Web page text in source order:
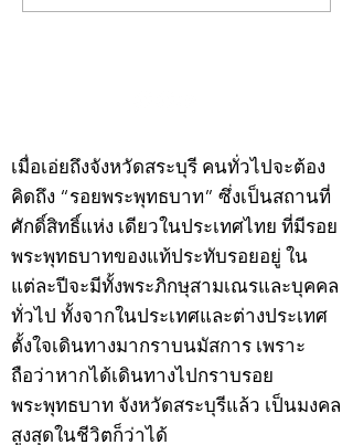
พระ"ประจำพุธที่ 29
เมื่อเอ่ยถึงจังหวัดสระบุรี คนทั่วไปจะต้อง
คิดถึง “รอยพระพุทธบาท” ซึ่งเป็นสถานที่
ศักดิ์สิทธิ์แห่ง เดียวในประเทศไทย ที่มีรอย
พระพุทธบาทของแท้ประทับรอยอยู่ ใน
แต่ละปีจะมีทั้งพระภิกษุสามเณรและบุคคล
ทั่วไป ทั้งจากในประเทศและต่างประเทศ
ตั้งใจเดินทางมากราบนมัสการ เพราะ
ถือว่าหากได้เดินทางไปกราบรอย
พระพุทธบาท จังหวัดสระบุรีแล้ว เป็นมงคล
สูงสุดในชีวิตก็ว่าได้